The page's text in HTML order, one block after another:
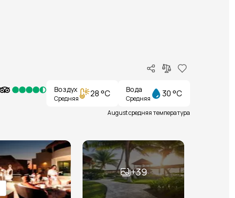
Воздух
Средняя 28 °C Вода
Средняя 30 °C
August средняя температура
+39